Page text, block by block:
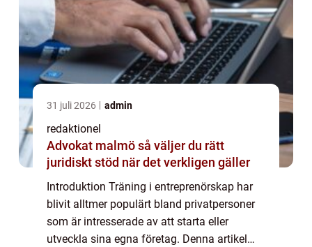
31 juli 2026 admin
redaktionel
Advokat malmö så väljer du rätt
juridiskt stöd när det verkligen gäller
Introduktion Träning i entreprenörskap har
blivit alltmer populärt bland privatpersoner
som är intresserade av att starta eller
utveckla sina egna företag. Denna artikel